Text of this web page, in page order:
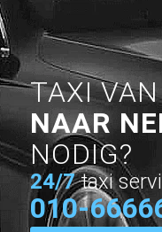
TAXI
NAAR
NODIG?
24/7 taxi
010-